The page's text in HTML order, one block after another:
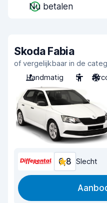
Nu betalen
Skoda Fabia
of vergelijkbaar in de
Handmatig
5
6,8 Slecht